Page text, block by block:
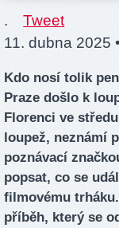
.
Tweet
11. dubna 2025
Kdo nosí tolik
Praze došlo k
Florenci ve
loupež, neznámí
poznávací
popsat, co se
filmovému
příběh, který se